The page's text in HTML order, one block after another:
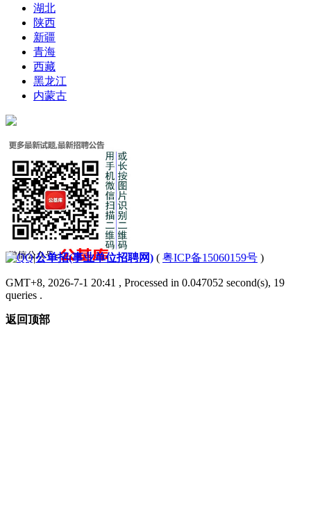
湖北
陕西
新疆
青海
西藏
黑龙江
内蒙古
|公单招(事业单位招聘网) ( 粤ICP备15060159号 )
GMT+8, 2026-7-1 20:41 , Processed in 0.047052 second(s), 19
queries .
返回顶部